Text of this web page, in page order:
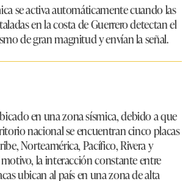
se activa automáticamente cuando las
en la costa de Guerrero detectan el
de gran magnitud y envían la señal.
en una zona sísmica, debido a que
nacional se encuentran cinco placas
Norteamérica, Pacífico, Rivera y
la interacción constante entre
ubican al país en una zona de alta